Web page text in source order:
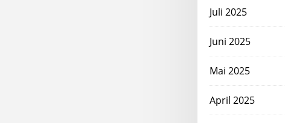
Juli 2025
Juni 2025
Mai 2025
April 2025